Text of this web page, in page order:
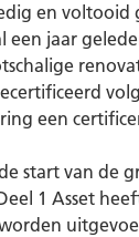
en
een jaar
een
start van de
1 Asset